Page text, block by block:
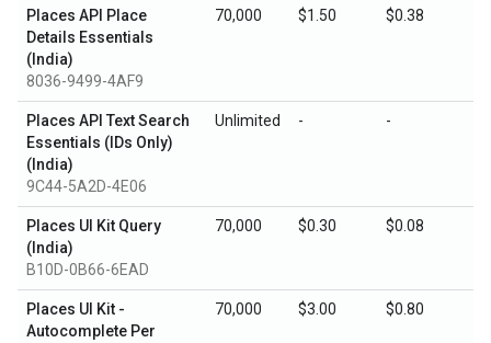
Places API Place
Details Essentials
(India)
8036-9499-4AF9
70,000 $1.50 $0.38
Places API Text Search
Essentials (IDs Only)
(India)
9C44-5A2D-4E06
Unlimited - -
Places UI Kit Query
(India)
B10D-0B66-6EAD
70,000 $0.30 $0.08
Places UI Kit -
Autocomplete Per
70,000 $3.00 $0.80